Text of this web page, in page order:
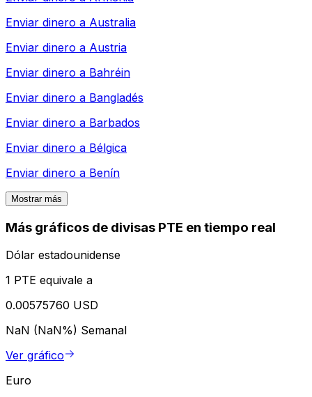
Enviar dinero a Australia
Enviar dinero a Austria
Enviar dinero a Bahréin
Enviar dinero a Bangladés
Enviar dinero a Barbados
Enviar dinero a Bélgica
Enviar dinero a Benín
Mostrar más
Más gráficos de divisas PTE en tiempo real
Dólar estadounidense
1 PTE equivale a
0.00575760 USD
NaN (NaN%) Semanal
Ver gráfico
Euro